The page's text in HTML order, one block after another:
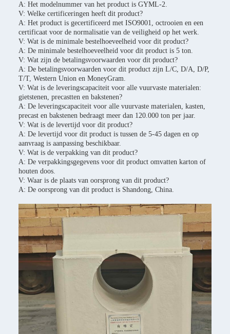
A: Het modelnummer van het product is GYML-2.
V: Welke certificeringen heeft dit product?
A: Het product is gecertificeerd met ISO9001, octrooien en een
certificaat voor de normalisatie van de veiligheid op het werk.
V: Wat is de minimale bestelhoeveelheid voor dit product?
A: De minimale bestelhoeveelheid voor dit product is 5 ton.
V: Wat zijn de betalingsvoorwaarden voor dit product?
A: De betalingsvoorwaarden voor dit product zijn L/C, D/A, D/P,
T/T, Western Union en MoneyGram.
V: Wat is de leveringscapaciteit voor alle vuurvaste materialen:
gietstenen, precastten en bakstenen?
A: De leveringscapaciteit voor alle vuurvaste materialen, kasten,
precast en bakstenen bedraagt meer dan 120.000 ton per jaar.
V: Wat is de levertijd voor dit product?
A: De levertijd voor dit product is tussen de 5-45 dagen en op
aanvraag is aanpassing beschikbaar.
V: Wat is de verpakking van dit product?
A: De verpakkingsgegevens voor dit product omvatten karton of
houten doos.
V: Waar is de plaats van oorsprong van dit product?
A: De oorsprong van dit product is Shandong, China.